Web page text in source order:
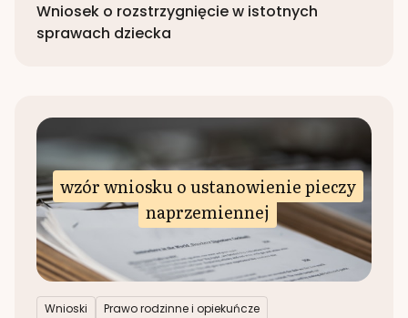
Wniosek o rozstrzygnięcie w istotnych
sprawach dziecka
wzór wniosku o ustanowienie pieczy
naprzemiennej
Wnioski Prawo rodzinne i opiekuńcze